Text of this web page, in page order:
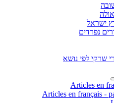
ישראל
נפרדים
שרקי לפי נושא
Articles en